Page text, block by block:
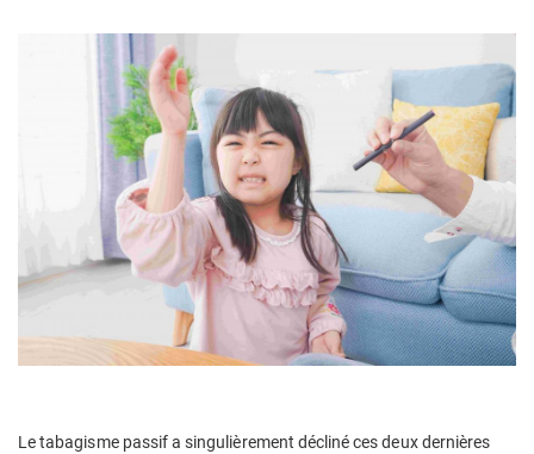
Le tabagisme passif a singulièrement décliné ces deux dernières